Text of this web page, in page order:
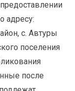
адресу:
с. Автуры
поселения
после